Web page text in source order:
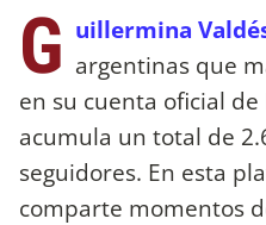
G uillermina
argentinas que
en su cuenta oficial
acumula un total de
seguidores. En esta
comparte momentos